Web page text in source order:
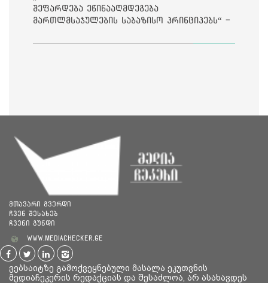
შეფარდება ეწინააღმდეგება
მართლმსაჯულების საბაზისო პრინციპებს“ -
მთავარი გვერდი
ჩვენ შესახებ
ჩვენი გუნდი
www.mediachecker.ge
ვებსაიტზე გამოქვეყნებული მასალა ეკუთვნის
მედიაჩეკერის რედაქციას და შესაძლოა, არ ასახავდეს